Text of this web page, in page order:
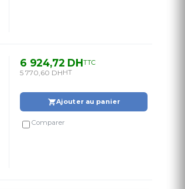
6 924,72 DHTTC
5 770,60 DHHT
Ajouter au panier
Comparer